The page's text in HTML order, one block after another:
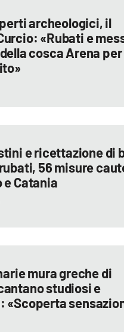
archeologici, il
«Rubati e
cosca Arena
e ricettazione di
56 misure
e Catania
mura greche di
studiosi e
«Scoperta